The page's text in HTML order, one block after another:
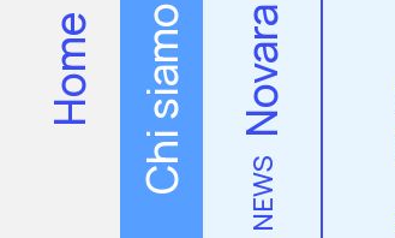
Home Chi siamo NEWS
Novara